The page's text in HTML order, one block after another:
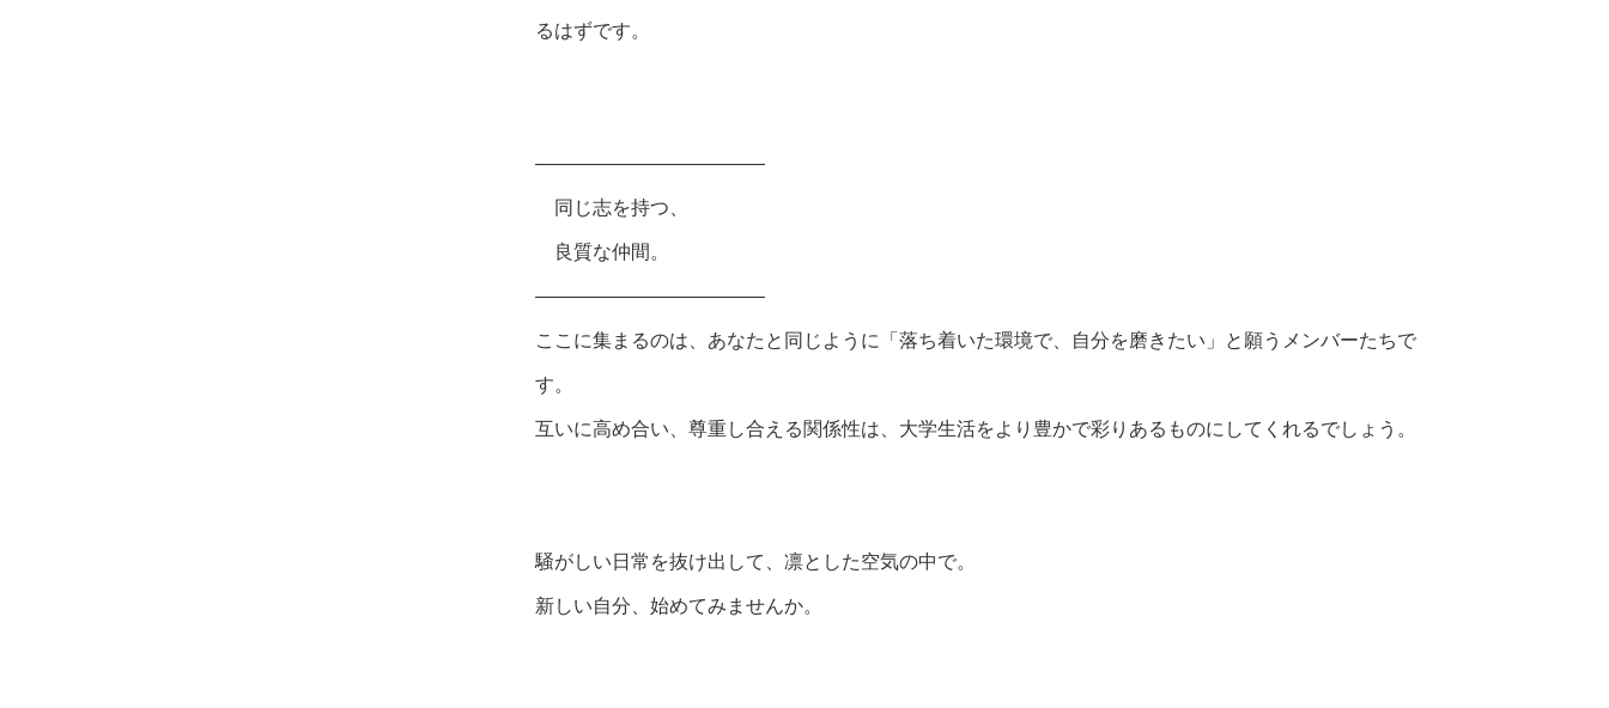
るはずです。
――――――――――――
同じ志を持つ、
良質な仲間。
――――――――――――
ここに集まるのは、あなたと同じように「落ち着いた環境で、自分を磨きたい」と願うメンバーたちで
す。
互いに高め合い、尊重し合える関係性は、大学生活をより豊かで彩りあるものにしてくれるでしょう。
騒がしい日常を抜け出して、凛とした空気の中で。
新しい自分、始めてみませんか。